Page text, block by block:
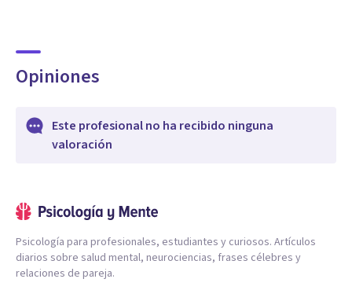
Opiniones
Este profesional no ha recibido ninguna
valoración
Psicología para profesionales, estudiantes y curiosos. Artículos
diarios sobre salud mental, neurociencias, frases célebres y
relaciones de pareja.